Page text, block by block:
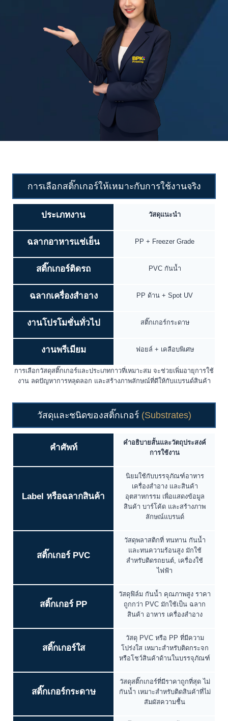
การเลือกสติ๊กเกอร์ให้เหมาะกับการใช้งานจริง
ประเภทงาน วัสดุแนะนำ
ฉลากอาหารแช่เย็น PP + Freezer Grade
สติ๊กเกอร์ติดรถ PVC กันน้ำ
ฉลากเครื่องสำอาง PP ด้าน + Spot UV
งานโปรโมชั่นทั่วไป สติ๊กเกอร์กระดาษ
งานพรีเมียม ฟอยล์ + เคลือบพิเศษ
การเลือกวัสดุสติ๊กเกอร์และประเภทกาวที่เหมาะสม จะช่วยเพิ่มอายุการใช้
งาน ลดปัญหาการหลุดลอก และสร้างภาพลักษณ์ที่ดีให้กับแบรนด์สินค้า
วัสดุและชนิดของสติ๊กเกอร์ (Substrates)
คำศัพท์
คำอธิบายสั้นและวัตถุประสงค์
การใช้งาน
Label หรือฉลากสินค้า
นิยมใช้กับบรรจุภัณฑ์อาหาร
เครื่องสำอาง และสินค้า
อุตสาหกรรม เพื่อแสดงข้อมูล
สินค้า บาร์โค้ด และสร้างภาพ
ลักษณ์แบรนด์
สติ๊กเกอร์ PVC
วัสดุพลาสติกที่ ทนทาน กันน้ำ
และทนความร้อนสูง มักใช้
สำหรับติดรถยนต์, เครื่องใช้
ไฟฟ้า
สติ๊กเกอร์ PP
วัสดุฟิล์ม กันน้ำ คุณภาพสูง ราคา
ถูกกว่า PVC มักใช้เป็น ฉลาก
สินค้า อาหาร เครื่องสำอาง
สติ๊กเกอร์ใส
วัสดุ PVC หรือ PP ที่มีความ
โปร่งใส เหมาะสำหรับติดกระจก
หรือโชว์สินค้าด้านในบรรจุภัณฑ์
สติ๊กเกอร์กระดาษ
วัสดุสติ๊กเกอร์ที่มีราคาถูกที่สุด ไม่
กันน้ำ เหมาะสำหรับติดสินค้าที่ไม่
สัมผัสความชื้น